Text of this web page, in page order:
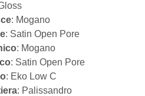
: Mogano
: Satin Open Pore
: Mogano
: Satin Open Pore
: Eko Low C
: Palissandro